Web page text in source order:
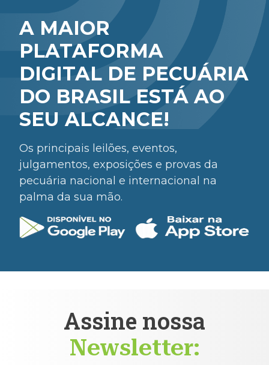
A MAIOR
PLATAFORMA
DIGITAL DE PECUÁRIA
DO BRASIL ESTÁ AO
SEU ALCANCE!
Os principais leilões, eventos,
julgamentos, exposições e provas da
pecuária nacional e internacional na
palma da sua mão.
Assine nossa
Newsletter: